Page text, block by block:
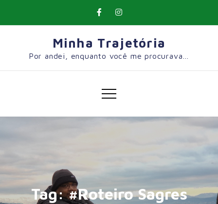
Minha Trajetória
Por andei, enquanto você me procurava…
Tag:#Roteiro Sagres